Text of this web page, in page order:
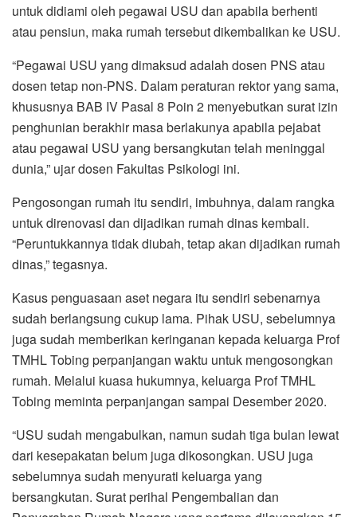
untuk didiami oleh pegawai USU dan apabila berhenti
atau pensiun, maka rumah tersebut dikembalikan ke USU.
“Pegawai USU yang dimaksud adalah dosen PNS atau
dosen tetap non-PNS. Dalam peraturan rektor yang sama,
khususnya BAB IV Pasal 8 Poin 2 menyebutkan surat izin
penghunian berakhir masa berlakunya apabila pejabat
atau pegawai USU yang bersangkutan telah meninggal
dunia,” ujar dosen Fakultas Psikologi ini.
Pengosongan rumah itu sendiri, imbuhnya, dalam rangka
untuk direnovasi dan dijadikan rumah dinas kembali.
“Peruntukkannya tidak diubah, tetap akan dijadikan rumah
dinas,” tegasnya.
Kasus penguasaan aset negara itu sendiri sebenarnya
sudah berlangsung cukup lama. Pihak USU, sebelumnya
juga sudah memberikan keringanan kepada keluarga Prof
TMHL Tobing perpanjangan waktu untuk mengosongkan
rumah. Melalui kuasa hukumnya, keluarga Prof TMHL
Tobing meminta perpanjangan sampai Desember 2020.
“USU sudah mengabulkan, namun sudah tiga bulan lewat
dari kesepakatan belum juga dikosongkan. USU juga
sebelumnya sudah menyurati keluarga yang
bersangkutan. Surat perihal Pengembalian dan